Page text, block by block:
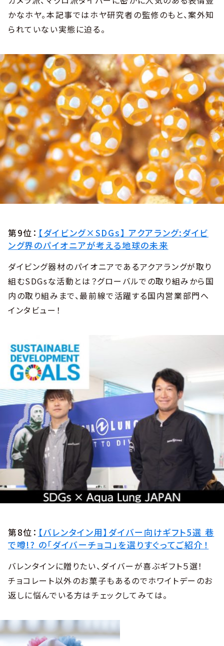
かなホヤ。本記事ではホヤ研究者の監修のもと、案外知
られていない実態に迫る。
第9位： 【ダイビング×SDGs】 アクアラング:ダイビ
ング界のパイオニアが考える地球の未来
ダイビング器材のパイオニアであるアクアラングが取り
組むSDGsな活動とは？グローバルでの取り組みから国
内の取り組みまで、最前線で活躍する国内営業部門へ
インタビュー！
第8位： 【バレンタイン用】ダイバー向けギフト5選 巷
で噂!? の「ダイバーチョコ」を選りすぐってご紹介！
バレンタインに贈りたい、ダイバーが喜ぶギフト５選！
チョコレート以外のお菓子もあるのでホワイトデーのお
返しに悩んでいる方はチェックしてみては。